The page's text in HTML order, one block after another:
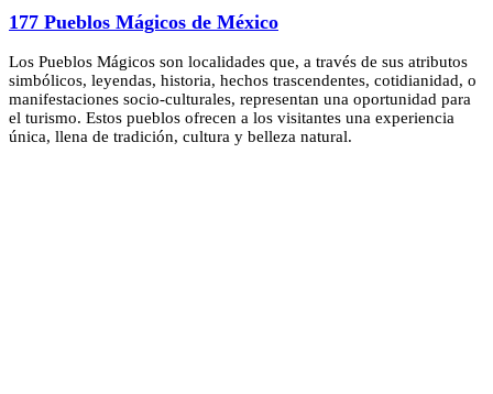
177 Pueblos Mágicos de México
Los Pueblos Mágicos son localidades que, a través de sus atributos
simbólicos, leyendas, historia, hechos trascendentes, cotidianidad, o
manifestaciones socio-culturales, representan una oportunidad para
el turismo. Estos pueblos ofrecen a los visitantes una experiencia
única, llena de tradición, cultura y belleza natural.